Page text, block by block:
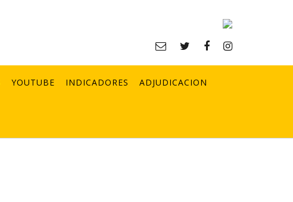
YOUTUBE INDICADORES ADJUDICACION